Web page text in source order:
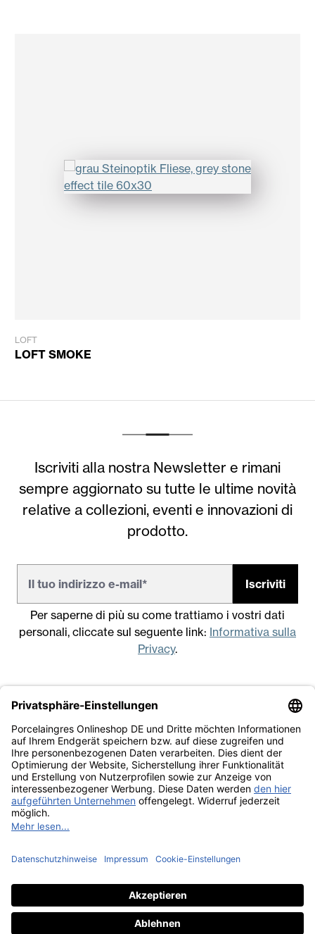
LOFT
LOFT SMOKE
Iscriviti alla nostra Newsletter e rimani
sempre aggiornato su tutte le ultime novità
relative a collezioni, eventi e innovazioni di
prodotto.
Iscriviti
Per saperne di più su come trattiamo i vostri dati
personali, cliccate sul seguente link: Informativa sulla
Privacy.
Note legali
Condizioni generali di vendita
Informativa sulla Privacy
Lavora con noi